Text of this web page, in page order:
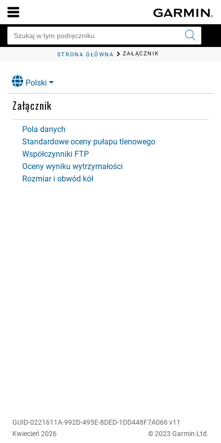
STRONA GŁÓWNA ZAŁĄCZNIK
Polski
Załącznik
Pola danych
Standardowe oceny pułapu tlenowego
Współczynniki FTP
Oceny wyniku wytrzymałości
Rozmiar i obwód kół
GUID-0221611A-992D-495E-8DED-1DD448F7A066 v11
Kwiecień 2026
© 2023 Garmin Ltd.